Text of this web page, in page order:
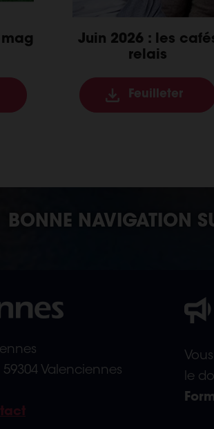
Juin 2026 : les
relais
Feuilleter
BONNE NAVIGATION
59304 Valenciennes
le